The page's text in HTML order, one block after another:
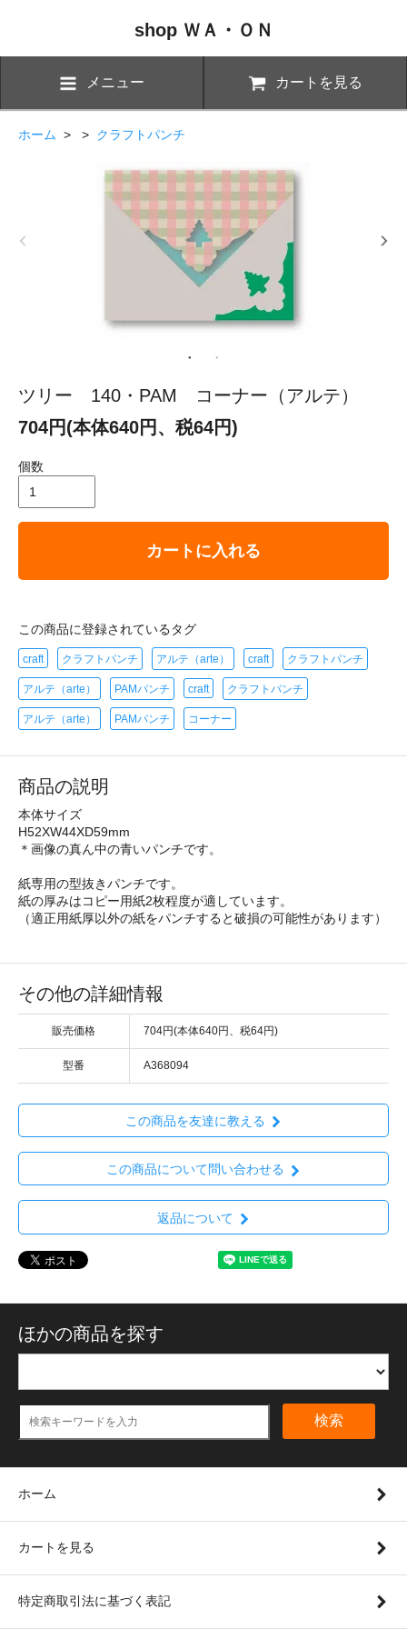
shop ＷＡ・ＯＮ
メニュー カートを見る
ホーム > > クラフトパンチ
ツリー 140・PAM コーナー（アルテ）
704円(本体640円、税64円)
個数
カートに入れる
この商品に登録されているタグ
craft クラフトパンチ アルテ（arte） craft クラフトパンチ
アルテ（arte） PAMパンチ craft クラフトパンチ
アルテ（arte） PAMパンチ コーナー
商品の説明
本体サイズ
H52XW44XD59mm
＊画像の真ん中の青いパンチです。
紙専用の型抜きパンチです。
紙の厚みはコピー用紙2枚程度が適しています。
（適正用紙厚以外の紙をパンチすると破損の可能性があります）
その他の詳細情報
販売価格 704円(本体640円、税64円)
型番 A368094
この商品を友達に教える
この商品について問い合わせる
返品について
ほかの商品を探す
検索
ホーム
カートを見る
特定商取引法に基づく表記